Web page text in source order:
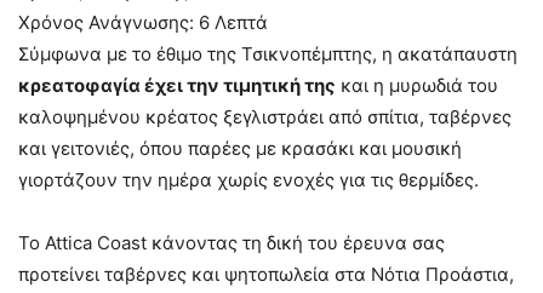
Χρόνος Ανάγνωσης: 6 Λεπτά
Σύμφωνα με το έθιμο της Τσικνοπέμπτης, η ακατάπαυστη
κρεατοφαγία έχει την τιμητική της και η μυρωδιά του
καλοψημένου κρέατος ξεγλιστράει από σπίτια, ταβέρνες
και γειτονιές, όπου παρέες με κρασάκι και μουσική
γιορτάζουν την ημέρα χωρίς ενοχές για τις θερμίδες.
Το Attica Coast κάνοντας τη δική του έρευνα σας
προτείνει ταβέρνες και ψητοπωλεία στα Νότια Προάστια,